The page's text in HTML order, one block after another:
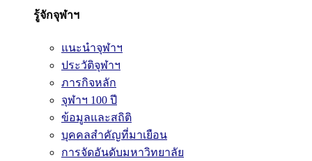
รู้จักจุฬาฯ
แนะนำจุฬาฯ
ประวัติจุฬาฯ
ภารกิจหลัก
จุฬาฯ 100 ปี
ข้อมูลและสถิติ
บุคคลสำคัญที่มาเยือน
การจัดอันดับมหาวิทยาลัย